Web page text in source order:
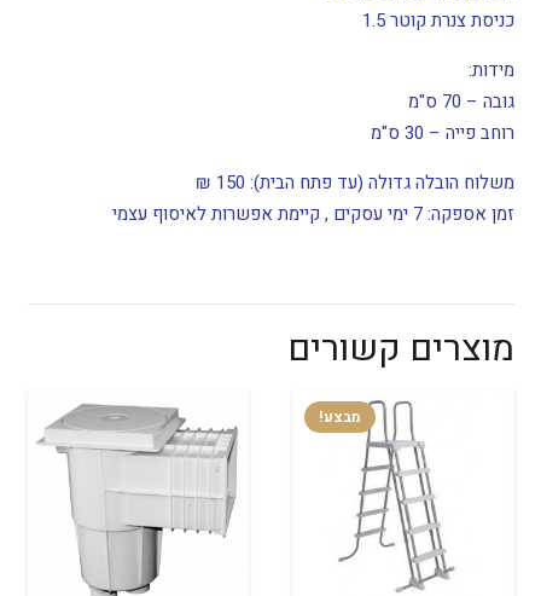
כניסת צנרת קוטר 1.5
מידות:
גובה – 70 ס"מ
רוחב פייה – 30 ס"מ
משלוח הובלה גדולה (עד פתח הבית): 150 ₪
זמן אספקה: 7 ימי עסקים , קיימת אפשרות לאיסוף עצמי
מוצרים קשורים
מבצע!